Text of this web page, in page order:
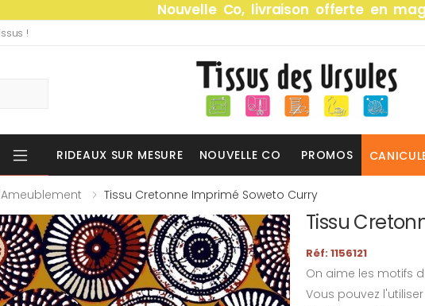
Nouvelle Co, livraison offerte en
!
RIDEAUX SUR MESURE NOUVELLE CO PROMOS
Tissu Cretonne Imprimé Soweto Curry
Tissu
Réf: 1156121
On aime les motifs
Vous pouvez